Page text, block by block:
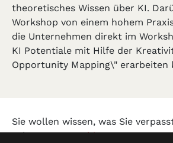
theoretisches Wissen über KI.
Workshop von einem hohem
die Unternehmen direkt im
KI Potentiale mit Hilfe der
Opportunity Mapping\" erarbeiten
Sie wollen wissen, was Sie
geht es zumArchiv!